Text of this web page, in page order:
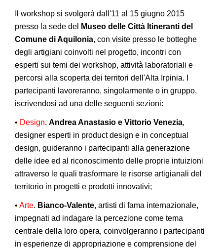
Il workshop si svolgerà dall'11 al 15 giugno 2015
presso la sede del
Museo delle Città Itineranti del
Comune di Aquilonia, con visite presso le botteghe
degli artigiani coinvolti nel progetto, incontri con
esperti sui temi dei workshop, attività laboratoriali e
percorsi alla scoperta dei territori dell'Alta Irpinia. I
partecipanti lavoreranno, singolarmente o in gruppo,
iscrivendosi ad una delle seguenti sezioni:
• Design. Andrea Anastasio e Vittorio Venezia,
designer esperti in product design e in conceptual
design, guideranno i partecipanti alla generazione
delle idee ed al riconoscimento delle proprie intuizioni
attraverso le quali trasformare le risorse artigianali del
territorio in progetti e prodotti innovativi;
• Arte. Bianco-Valente, artisti di fama internazionale,
impegnati ad indagare la percezione come tema
centrale della loro opera, coinvolgeranno i partecipanti
in esperienze di appropriazione e comprensione del